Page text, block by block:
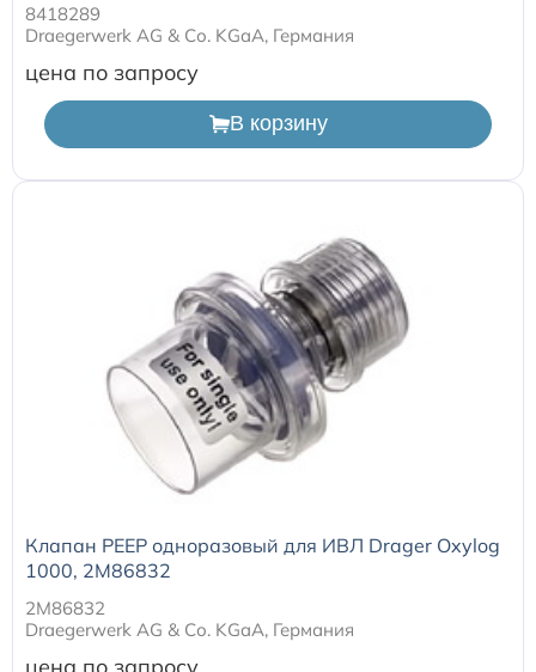
8418289
Draegerwerk AG & Со. KGaA, Германия
цена по запросу
В корзину
Клапан PEEP одноразовый для ИВЛ Drager Oxylog
1000, 2M86832
2M86832
Draegerwerk AG & Со. KGaA, Германия